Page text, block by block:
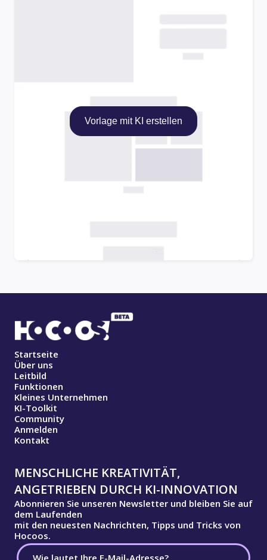
Vorlage mit KI erstellen
Startseite
Über uns
Leitbild
Funktionen
Kleines Unternehmen
KI-Toolkit
Community
Anmelden
Kontakt
MENSCHLICHE KREATIVITÄT,
ANGETRIEBEN DURCH KI-INNOVATION
Abonnieren Sie unseren Newsletter und bleiben Sie auf
dem Laufenden
mit den neuesten Nachrichten, Tipps und Tricks von
Hocoos.